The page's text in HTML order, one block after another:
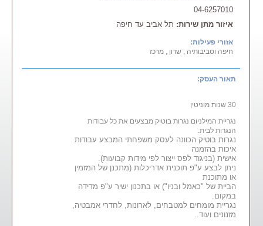
04-6257010
איזור מתן שירות: תל אביב עד חיפה
אזורי פעילות:
חיפה וסביבותיה , שרון , מרכז
תאור העסק:
30 שנות מוניטין
נגריית המילניום נגרות בוטיק מבצעים את כל עבודות
הנגרות לבית.
נגרות בוטיק הכוונה לעסק משפחתי המבצע עבודות
איכות בהזמנה
אישית (בניגוד לפס ייצור לפי מידות קבועות).
ניתן לבצע ע"פ תוכנית אדריכלות (מתכנן של המזמין
או מתוכנת
הביית של "כאמל ובניו") או בתכנון ישיר ע"פ מדידה
במקום.
נגריית מומחים למטבחים, לארונות, לחדרי אמבטיה,
מזנונים ועוד..